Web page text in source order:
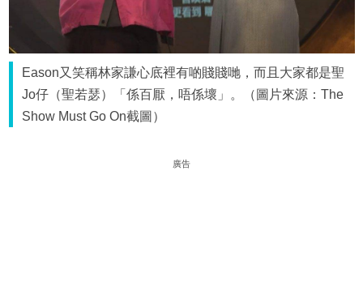
Eason又笑稱林家謙心底裡有啲賤賤哋，而且大家都是聖
Jo仔（聖若瑟）「係百厭，唔係壞」。（圖片來源：The
Show Must Go On截圖）
廣告